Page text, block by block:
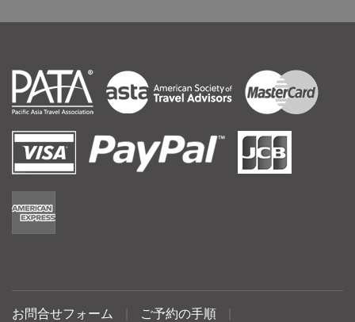
お問合せフォーム ご予約の手順